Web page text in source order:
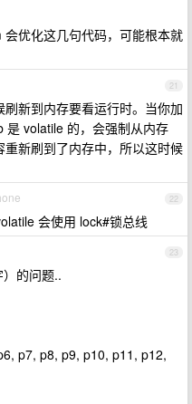
优化这几句代码，可能根本就
21
新到内存要看运行时。当你加
是 volatile 的，会强制从内存
新刷到了内存中，所以这时候
22
会使用 lock#锁总线
23
的问题..
p7, p8, p9, p10, p11, p12,